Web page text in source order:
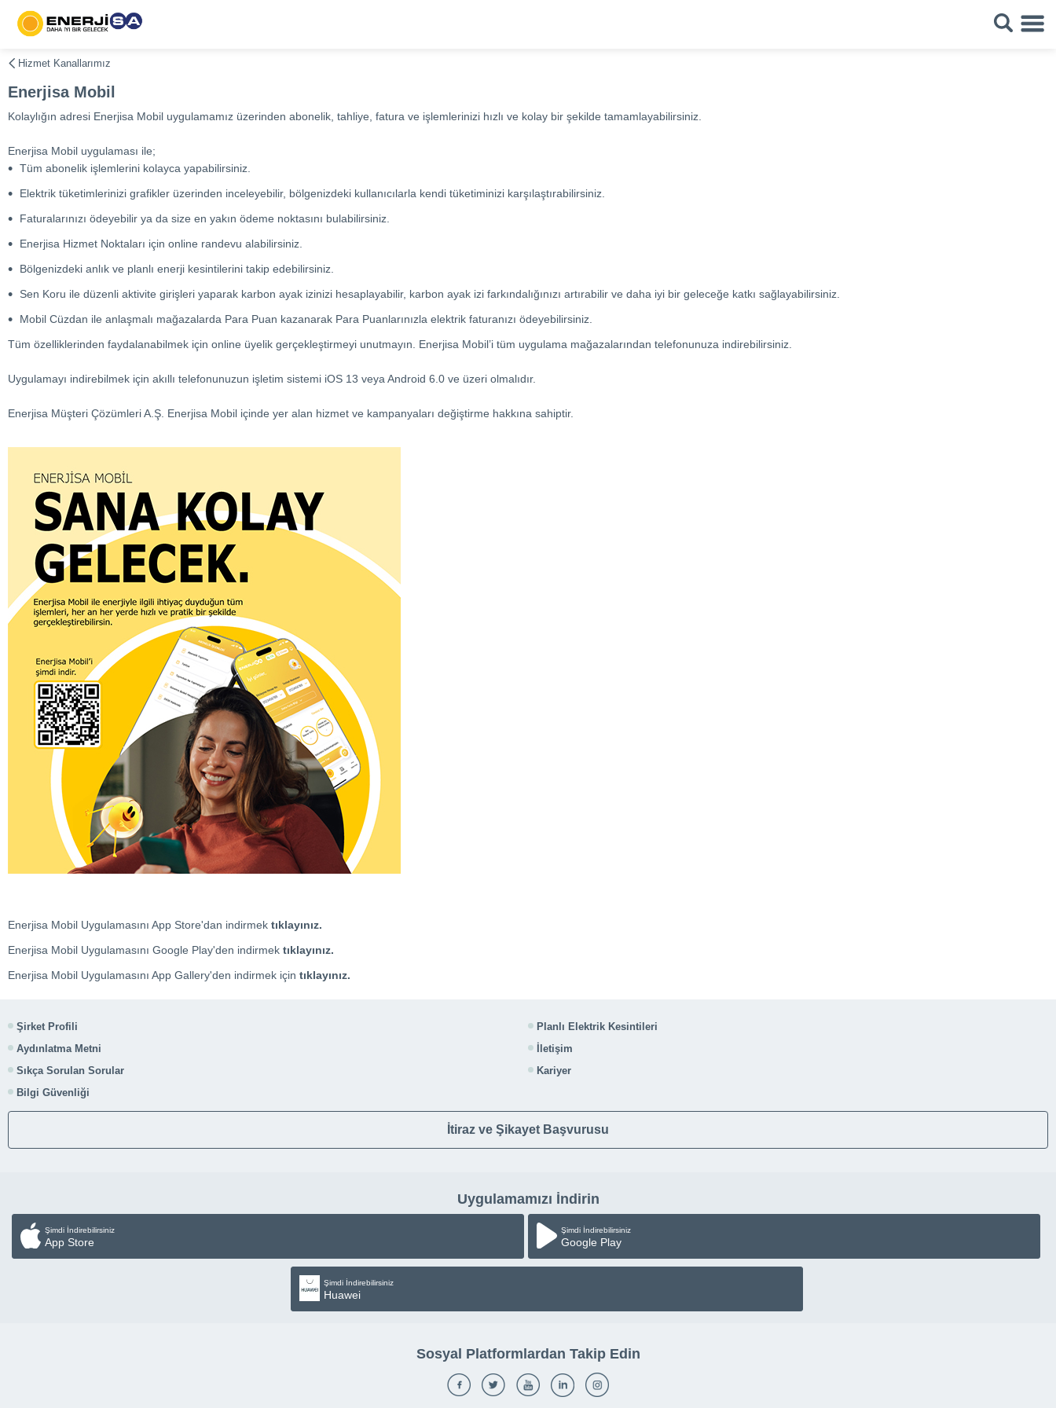
Hizmet Kanallarımız
Enerjisa Mobil
Kolaylığın adresi Enerjisa Mobil uygulamamız üzerinden abonelik, tahliye, fatura ve işlemlerinizi hızlı ve kolay bir şekilde tamamlayabilirsiniz.
Enerjisa Mobil uygulaması ile;
Tüm abonelik işlemlerini kolayca yapabilirsiniz.
Elektrik tüketimlerinizi grafikler üzerinden inceleyebilir, bölgenizdeki kullanıcılarla kendi tüketiminizi karşılaştırabilirsiniz.
Faturalarınızı ödeyebilir ya da size en yakın ödeme noktasını bulabilirsiniz.
Enerjisa Hizmet Noktaları için online randevu alabilirsiniz.
Bölgenizdeki anlık ve planlı enerji kesintilerini takip edebilirsiniz.
Sen Koru ile düzenli aktivite girişleri yaparak karbon ayak izinizi hesaplayabilir, karbon ayak izi farkındalığınızı artırabilir ve daha iyi bir geleceğe katkı sağlayabilirsiniz.
Mobil Cüzdan ile anlaşmalı mağazalarda Para Puan kazanarak Para Puanlarınızla elektrik faturanızı ödeyebilirsiniz.
Tüm özelliklerinden faydalanabilmek için online üyelik gerçekleştirmeyi unutmayın. Enerjisa Mobil’i tüm uygulama mağazalarından telefonunuza indirebilirsiniz.
Uygulamayı indirebilmek için akıllı telefonunuzun işletim sistemi iOS 13 veya Android 6.0 ve üzeri olmalıdır.
Enerjisa Müşteri Çözümleri A.Ş. Enerjisa Mobil içinde yer alan hizmet ve kampanyaları değiştirme hakkına sahiptir.
Enerjisa Mobil Uygulamasını App Store'dan indirmek tıklayınız.
Enerjisa Mobil Uygulamasını Google Play'den indirmek tıklayınız.
Enerjisa Mobil Uygulamasını App Gallery'den indirmek için tıklayınız.
Şirket Profili
Planlı Elektrik Kesintileri
Aydınlatma Metni
İletişim
Sıkça Sorulan Sorular
Kariyer
Bilgi Güvenliği
İtiraz ve Şikayet Başvurusu
Uygulamamızı İndirin
Şimdi İndirebilirsiniz
App Store
Şimdi İndirebilirsiniz
Google Play
Şimdi İndirebilirsiniz
Huawei
Sosyal Platformlardan Takip Edin